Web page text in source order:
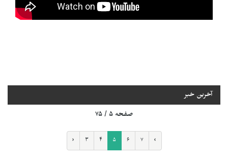
آخرین خبر
صفحه ۵ / ۷۵
‹ ۳ ۴ ۵ ۶ ۷ ›